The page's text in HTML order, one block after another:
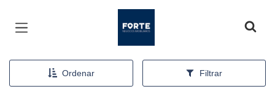
Ordenar Filtrar